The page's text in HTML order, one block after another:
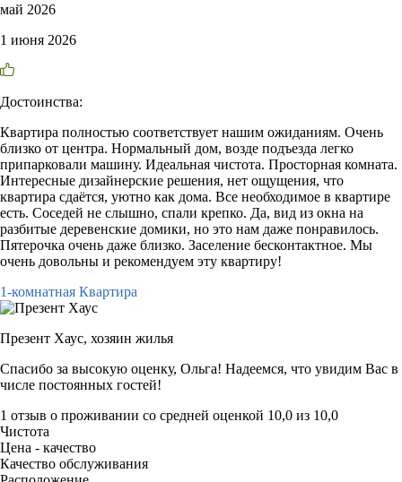
май 2026
1 июня 2026
Достоинства:
Квартира полностью соответствует нашим ожиданиям. Очень
близко от центра. Нормальный дом, возде подъезда легко
припарковали машину. Идеальная чистота. Просторная комната.
Интересные дизайнерские решения, нет ощущения, что
квартира сдаётся, уютно как дома. Все необходимое в квартире
есть. Соседей не слышно, спали крепко. Да, вид из окна на
разбитые деревенские домики, но это нам даже понравилось.
Пятерочка очень даже близко. Заселение бесконтактное. Мы
очень довольны и рекомендуем эту квартиру!
1-комнатная Квартира
Презент Хаус, хозяин жилья
Спасибо за высокую оценку, Ольга! Надеемся, что увидим Вас в
числе постоянных гостей!
1 отзыв о проживании со средней оценкой 10,0 из 10,0
Чистота
Цена - качество
Качество обслуживания